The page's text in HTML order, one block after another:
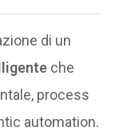
di un
che
process
automation.